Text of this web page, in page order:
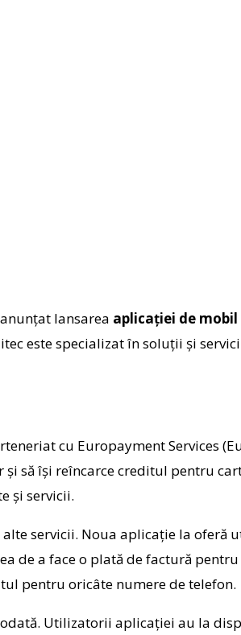
lansarea aplicaţiei de
este specializat în soluţii şi
cu Europayment Services
să îşi reîncarce creditul pentru
şi servicii.
servicii. Noua aplicaţie la oferă
a face o plată de factură pentru
pentru oricâte numere de telefon.
Utilizatorii aplicaţiei au la